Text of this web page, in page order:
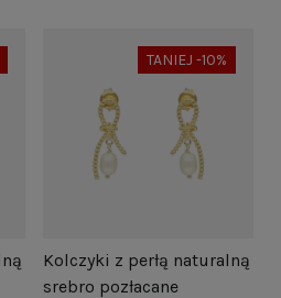
TANIEJ -10%
Kolczyki z perłą naturalną
srebro pozłacane